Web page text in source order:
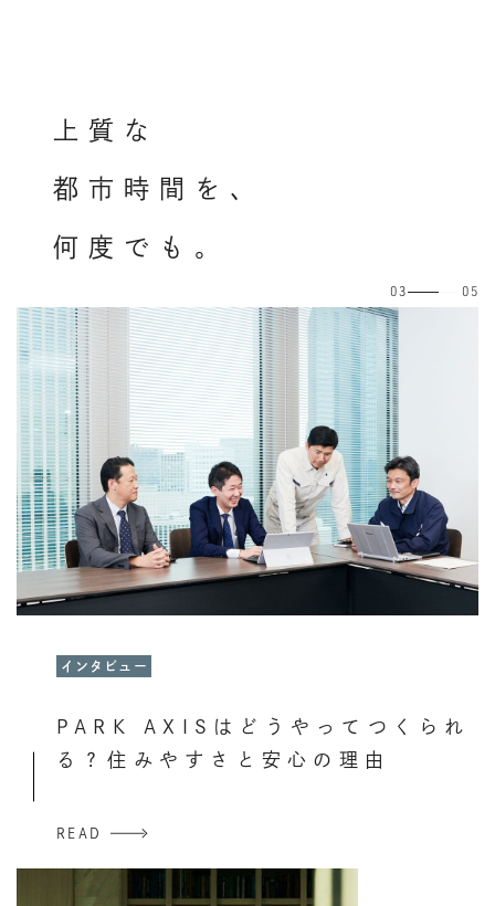
上 質 な
都市 時 間 を 、
何 度 で も 。
03
04 05
ショートストーリー
インタビュー
PARK AXISはどうやってつくられ
る？住みやすさと安心の理由
READ
インタビュー
PARK AXISのお部屋訪問。お住ま
いの方々に聞く住みやすさのホンネ
READ
ショートストーリー